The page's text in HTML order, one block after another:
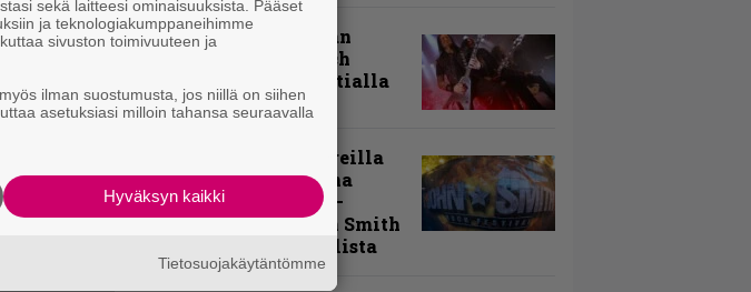
Paluu vanhaan
liittoon – Arch
Enemy Tavastialla
”Näillä festareilla
kaikki on aina
kohdallaan” –
raportti John Smith
Rock Festivalista
sekä laitteesi ominaisuuksista. Pääset
ja teknologiakumppaneihimme
sivuston toimivuuteen ja
ilman suostumusta, jos niillä on siihen
asetuksiasi milloin tahansa seuraavalla
Hyväksyn kaikki
Tietosuojakäytäntömme